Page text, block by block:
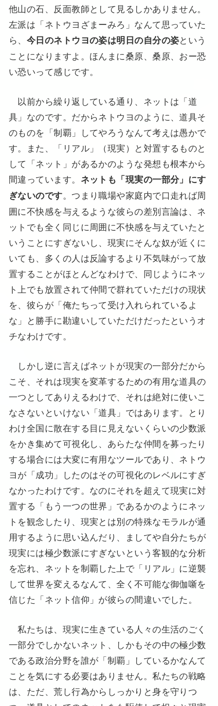
他山の石、反面教師として見るしかありません。
左派は「ネトウヨざまーみろ」なんて思っていた
ら、 今日のネトウヨの姿は明日の自分の姿という
ことになりますよ。ほんまに桑原、桑原、おー恐
い恐いって感じです。
以前から繰り返している通り、ネットは「道
具」なのです。だからネトウヨのように、道具そ
のものを「制覇」してやろうなんて考えは愚かで
す。また、「リアル」（現実）と対置するものと
して「ネット」があるかのような発想も根本から
間違っています。 ネットも「現実の一部分」にす
ぎないのです。つまり職場や家庭内で口走れば周
囲に不快感を与えるような彼らの差別言論は、ネ
ットでも全く同じに周囲に不快感を与えていたと
いうことにすぎないし、現実にそんな奴が近くに
いても、多くの人は反論するより不気味がって放
置することがほとんどなわけで、同じようにネッ
ト上でも放置されて仲間で群れていただけの現状
を、彼らが「俺たちって受け入れられているよ
な」と勝手に勘違いしていただけだったというオ
チなわけです。
しかし逆に言えばネットが現実の一部分だから
こそ、それは現実を変革するための有用な道具の
一つとしてありえるわけで、それは絶対に使いこ
なさないといけない「道具」ではあります。とり
わけ全国に散在する目に見えないくらいの少数派
をかき集めて可視化し、あらたな仲間を募ったり
する場合には大変に有用なツールであり、ネトウ
ヨが「成功」したのはその可視化のレベルにすぎ
なかったわけです。なのにそれを超えて現実に対
置する「もう一つの世界」であるかのようにネッ
トを観念したり、現実とは別の特殊なモラルが通
用するように思い込んだり、ましてや自分たちが
現実には極少数派にすぎないという客観的な分析
を忘れ、ネットを制覇した上で「リアル」に逆襲
して世界を変えるなんて、全く不可能な御伽噺を
信じた「ネット信仰」が彼らの間違いでした。
私たちは、現実に生きている人々の生活のごく
一部分でしかないネット、しかもその中の極少数
である政治分野を誰が「制覇」しているかなんて
ことを気にする必要はありません。私たちの戦略
は、ただ、荒し行為からしっかりと身を守りつ